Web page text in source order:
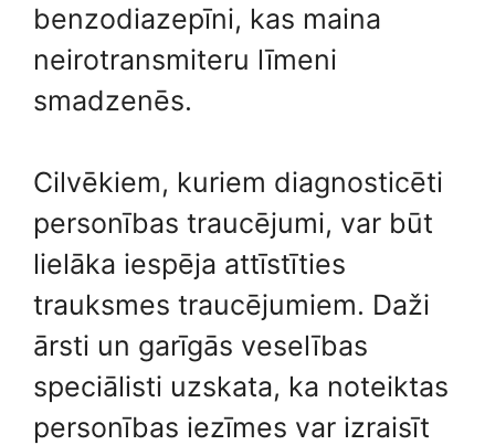
benzodiazepīni, kas maina
neirotransmiteru līmeni
smadzenēs.
Cilvēkiem, kuriem diagnosticēti
personības traucējumi, var būt
lielāka iespēja attīstīties
trauksmes traucējumiem. Daži
ārsti un garīgās veselības
speciālisti uzskata, ka noteiktas
personības iezīmes var izraisīt